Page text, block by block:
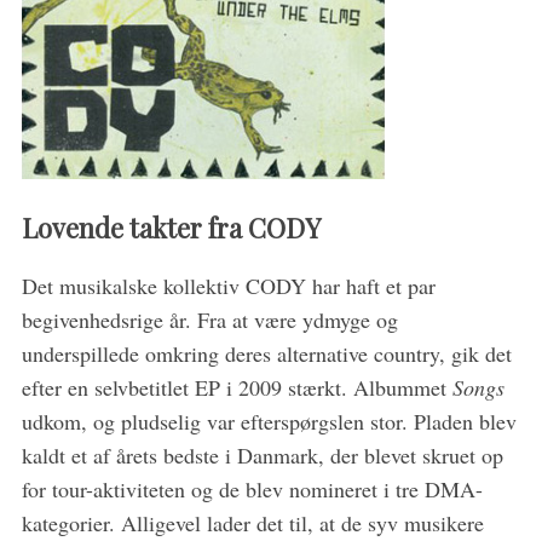
Lovende takter fra CODY
Det musikalske kollektiv CODY har haft et par
begivenhedsrige år. Fra at være ydmyge og
underspillede omkring deres alternative country, gik det
efter en selvbetitlet EP i 2009 stærkt. Albummet Songs
udkom, og pludselig var efterspørgslen stor. Pladen blev
kaldt et af årets bedste i Danmark, der blevet skruet op
for tour-aktiviteten og de blev nomineret i tre DMA-
kategorier. Alligevel lader det til, at de syv musikere
S
e
a
r